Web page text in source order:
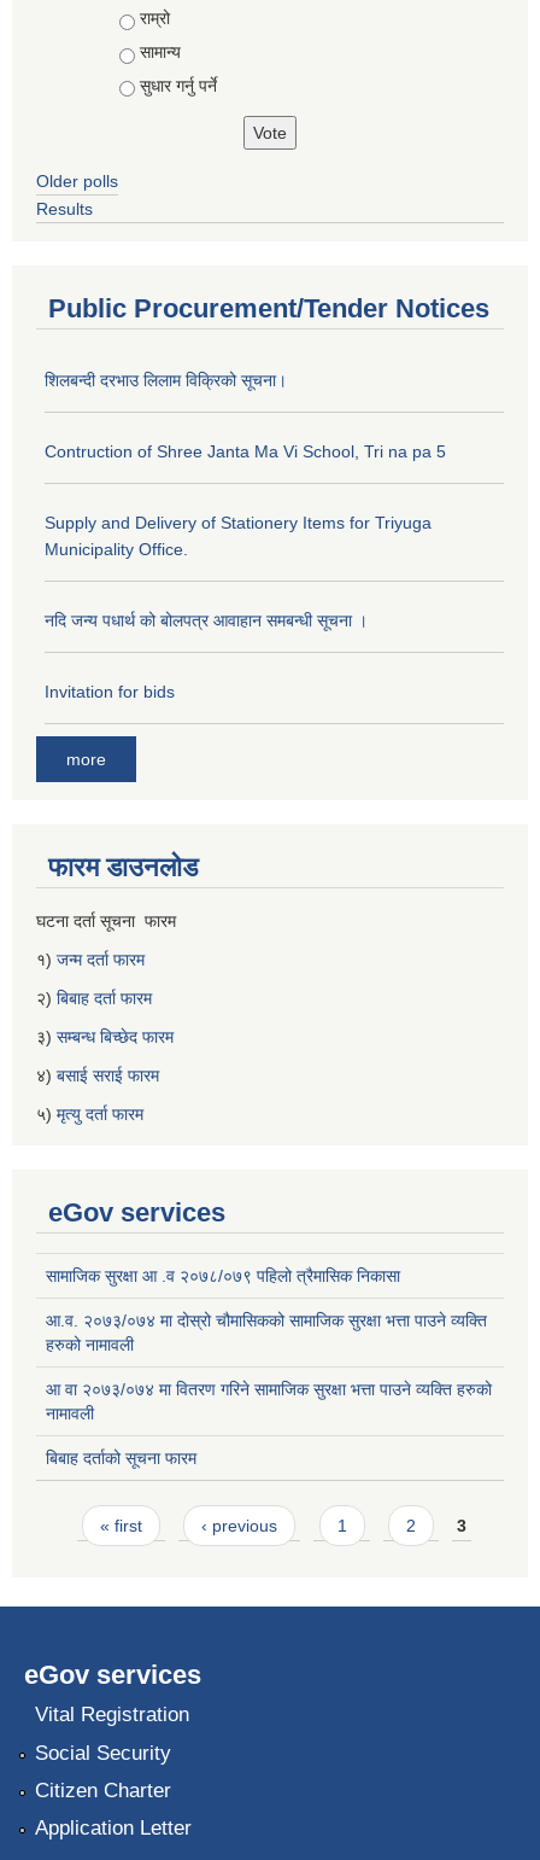
राम्रो
सामान्य
सुधार गर्नु पर्ने
Older polls
Results
Public Procurement/Tender Notices
शिलबन्दी दरभाउ लिलाम विक्रिको सूचना।
Contruction of Shree Janta Ma Vi School, Tri na pa 5
Supply and Delivery of Stationery Items for Triyuga
Municipality Office.
नदि जन्य पधार्थ को बोलपत्र आवाहान समबन्धी सूचना ।
Invitation for bids
more
फारम डाउनलोड
घटना दर्ता सूचना फारम
१) जन्म दर्ता फारम
२) बिबाह दर्ता फारम
३) सम्बन्ध बिच्छेद फारम
४) बसाई सराई फारम
५) मृत्यु दर्ता फारम
eGov services
सामाजिक सुरक्षा आ .व २०७८/०७९ पहिलो त्रैमासिक निकासा
आ.व. २०७३/०७४ मा दोस्रो चौमासिकको सामाजिक सुरक्षा भत्ता पाउने व्यक्ति
हरुको नामावली
आ वा २०७३/०७४ मा वितरण गरिने सामाजिक सुरक्षा भत्ता पाउने व्यक्ति हरुको
नामावली
बिबाह दर्ताको सूचना फारम
Pages
« first ‹ previous 1 2 3
eGov services
Vital Registration
Social Security
Citizen Charter
Application Letter